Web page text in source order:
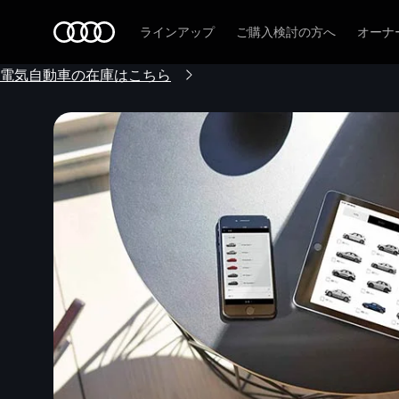
ラインアップ ご購入検討の方へ オーナ
電気自動車の在庫はこちら